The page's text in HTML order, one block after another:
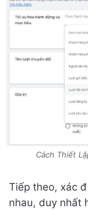
Cách Thiết
Tiếp theo, xác
nhau, duy nhất